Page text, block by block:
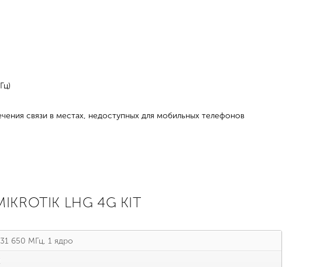
связи в местах, недоступных для мобильных телефонов
LHG 4G KIT
650 МГц, 1 ядро